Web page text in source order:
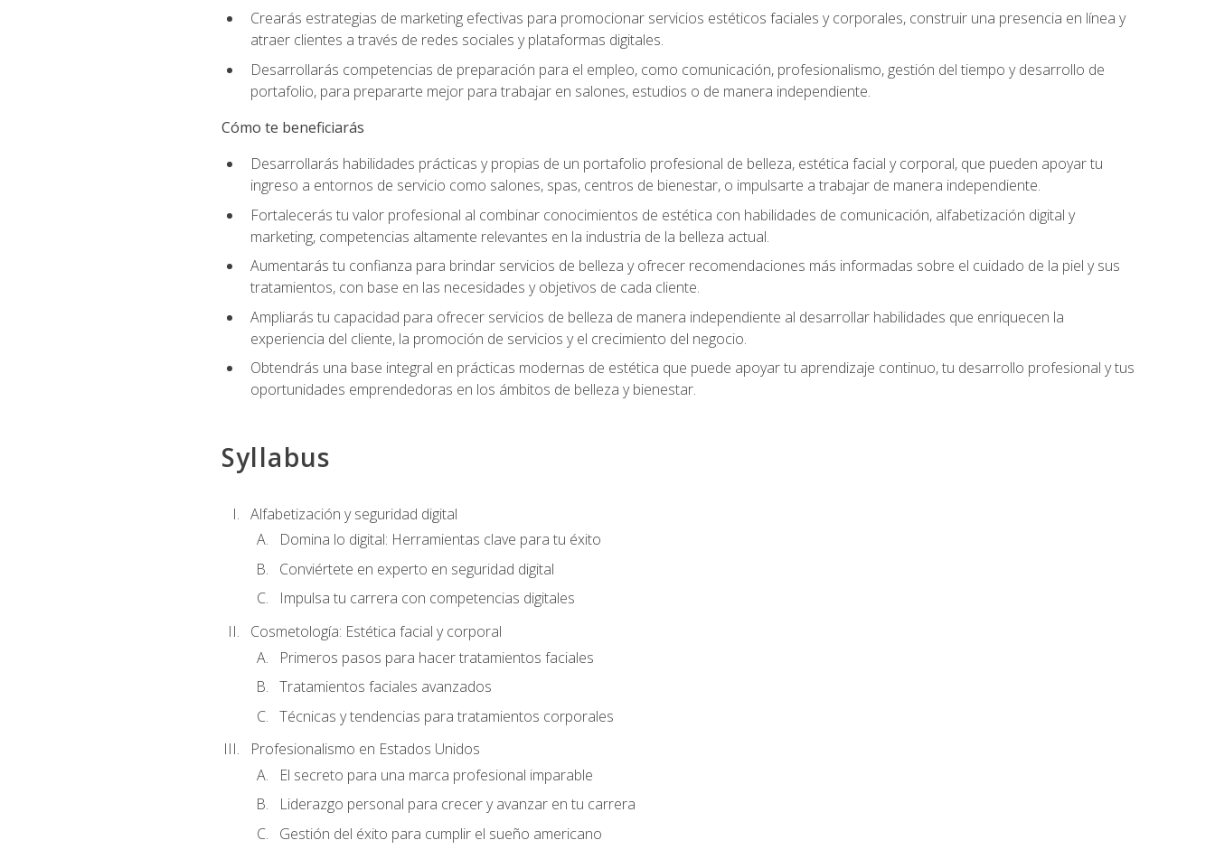
Crearás estrategias de marketing efectivas para promocionar servicios estéticos faciales y corporales, construir una presencia en línea y
atraer clientes a través de redes sociales y plataformas digitales.
Desarrollarás competencias de preparación para el empleo, como comunicación, profesionalismo, gestión del tiempo y desarrollo de
portafolio, para prepararte mejor para trabajar en salones, estudios o de manera independiente.
Cómo te beneficiarás
Desarrollarás habilidades prácticas y propias de un portafolio profesional de belleza, estética facial y corporal, que pueden apoyar tu
ingreso a entornos de servicio como salones, spas, centros de bienestar, o impulsarte a trabajar de manera independiente.
Fortalecerás tu valor profesional al combinar conocimientos de estética con habilidades de comunicación, alfabetización digital y
marketing, competencias altamente relevantes en la industria de la belleza actual.
Aumentarás tu confianza para brindar servicios de belleza y ofrecer recomendaciones más informadas sobre el cuidado de la piel y sus
tratamientos, con base en las necesidades y objetivos de cada cliente.
Ampliarás tu capacidad para ofrecer servicios de belleza de manera independiente al desarrollar habilidades que enriquecen la
experiencia del cliente, la promoción de servicios y el crecimiento del negocio.
Obtendrás una base integral en prácticas modernas de estética que puede apoyar tu aprendizaje continuo, tu desarrollo profesional y tus
oportunidades emprendedoras en los ámbitos de belleza y bienestar.
Syllabus
Alfabetización y seguridad digital
Domina lo digital: Herramientas clave para tu éxito
Conviértete en experto en seguridad digital
Impulsa tu carrera con competencias digitales
Cosmetología: Estética facial y corporal
Primeros pasos para hacer tratamientos faciales
Tratamientos faciales avanzados
Técnicas y tendencias para tratamientos corporales
Profesionalismo en Estados Unidos
El secreto para una marca profesional imparable
Liderazgo personal para crecer y avanzar en tu carrera
Gestión del éxito para cumplir el sueño americano